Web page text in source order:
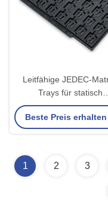
Leitfähige JEDEC-
Trays für statisch
empfindliche
Beste Preis erhalten
1 2 3